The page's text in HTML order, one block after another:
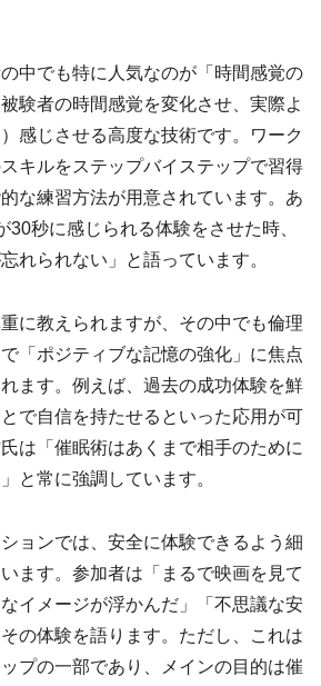
中でも特に人気なのが「時間感覚の
験者の時間感覚を変化させ、実際よ
感じさせる高度な技術です。ワーク
キルをステップバイステップで習得
な練習方法が用意されています。あ
30秒に感じられる体験をさせた時、
れられない」と語っています。
に教えられますが、その中でも倫理
「ポジティブな記憶の強化」に焦点
ます。例えば、過去の成功体験を鮮
で自信を持たせるといった応用が可
は「催眠術はあくまで相手のために
と常に強調しています。
ョンでは、安全に体験できるよう細
ます。参加者は「まるで映画を見て
イメージが浮かんだ」「不思議な安
の体験を語ります。ただし、これは
プの一部であり、メインの目的は催